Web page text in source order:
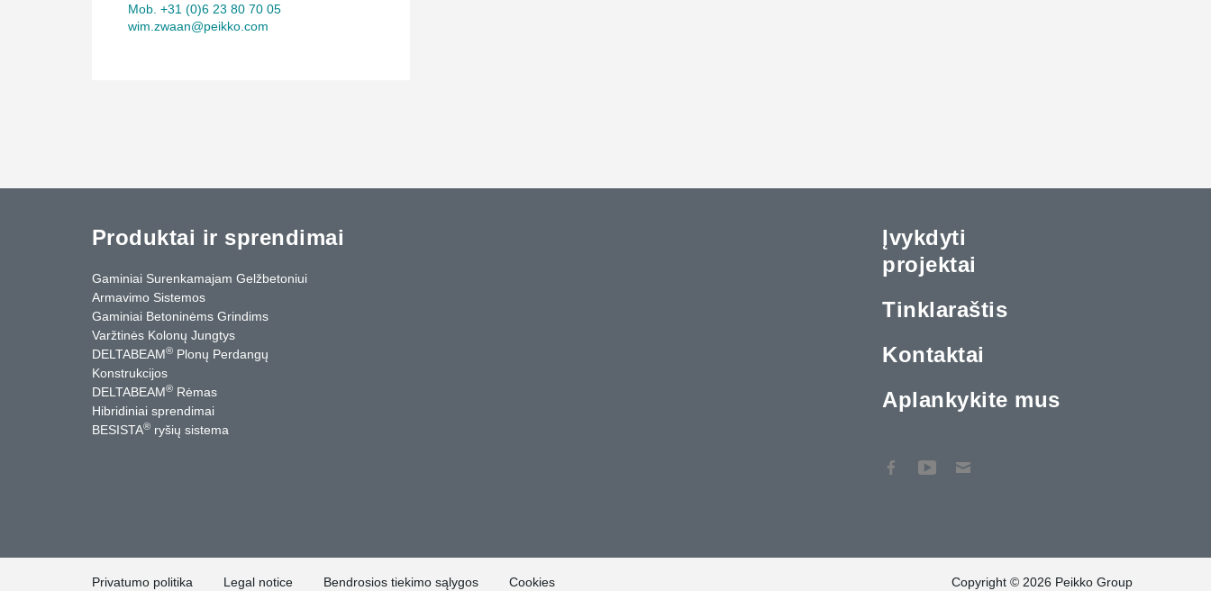
Mob. +31 (0)6 23 80 70 05
wim.zwaan@peikko.com
Produktai ir sprendimai
Gaminiai Surenkamajam Gelžbetoniui
Armavimo Sistemos
Gaminiai Betoninėms Grindims
Varžtinės Kolonų Jungtys
DELTABEAM® Plonų Perdangų
Konstrukcijos
DELTABEAM® Rėmas
Hibridiniai sprendimai
BESISTA® ryšių sistema
Įvykdyti
projektai
Tinklaraštis
Kontaktai
Aplankykite mus
Privatumo politika Legal notice Bendrosios tiekimo sąlygos Cookies Copyright © 2026 Peikko Group